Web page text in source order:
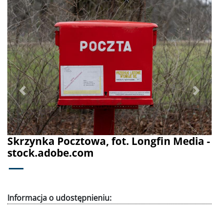
Skrzynka Pocztowa, fot. Longfin Media -
stock.adobe.com
Poprzednie Dalej
Informacja o udostępnieniu: